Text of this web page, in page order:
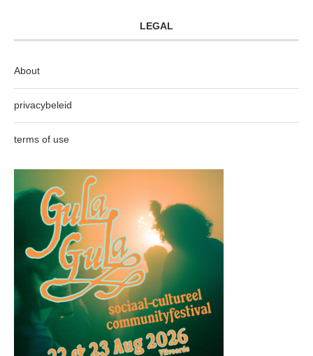
LEGAL
About
privacybeleid
terms of use